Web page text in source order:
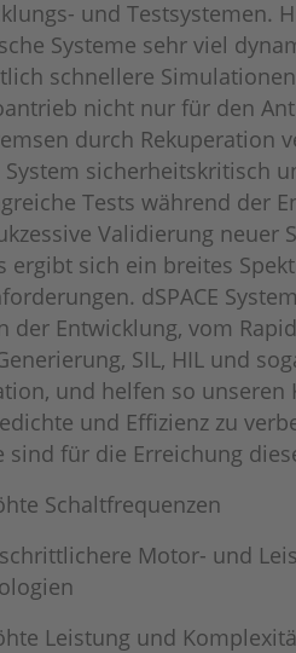
und Testsystemen.
Systeme sehr viel
schnellere
nicht nur für den
durch Rekuperation
System sicherheitskritisch
Tests während der
Validierung neuer
ergibt sich ein breites
dSPACE
der Entwicklung, vom
SIL, HIL und
und helfen so unseren
und Effizienz zu
sind für die Erreichung
Schaltfrequenzen
Motor- und
Leistung und